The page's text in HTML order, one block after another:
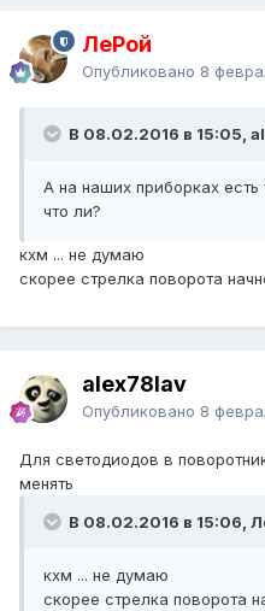
ЛеРой
Опубликовано 8
В 08.02.2016 в 15:05,
А на наших приборках есть
что ли?
кхм ... не думаю
скорее стрелка поворота
alex78lav
Опубликовано 8
Для светодиодов в
менять
В 08.02.2016 в 15:06,
кхм ... не думаю
скорее стрелка поворота